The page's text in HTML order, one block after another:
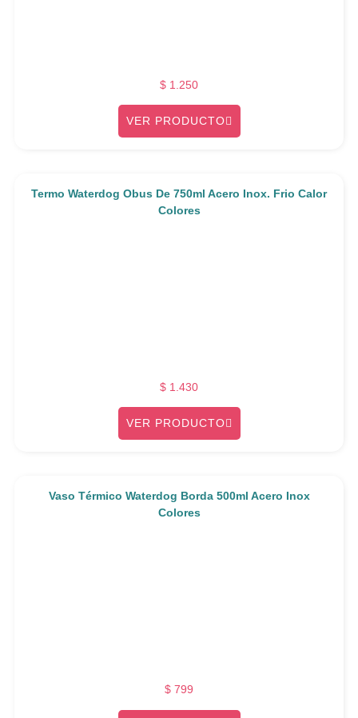
$ 1.250
VER PRODUCTO
Termo Waterdog Obus De 750ml Acero Inox. Frio Calor
Colores
$ 1.430
VER PRODUCTO
Vaso Térmico Waterdog Borda 500ml Acero Inox
Colores
$ 799